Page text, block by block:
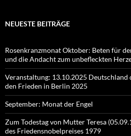
NEUESTE BEITRÄGE
Rosenkranzmonat Oktober: Beten für
und die Andacht zum unbefleckten
Veranstaltung: 13.10.2025
den Frieden in Berlin 2025
September: Monat der Engel
Zum Todestag von Mutter Teresa
des Friedensnobelpreises 1979